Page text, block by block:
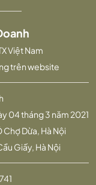
04 tháng 3 năm 2021
Chợ Dừa, Hà Nội
Giấy, Hà Nội
Việt Nam
trên website